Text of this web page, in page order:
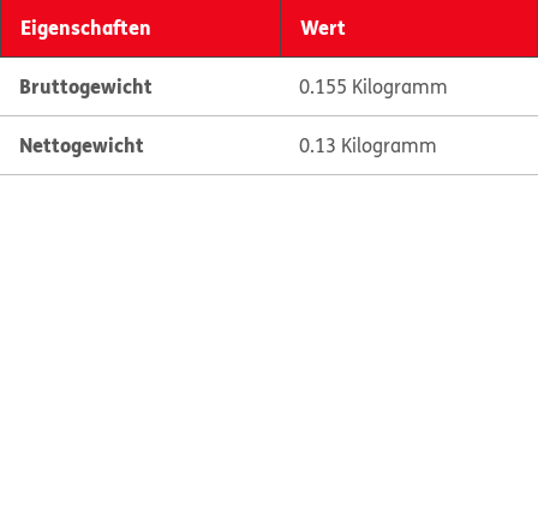
Eigenschaften Wert
Bruttogewicht 0.155 Kilogramm
Nettogewicht 0.13 Kilogramm